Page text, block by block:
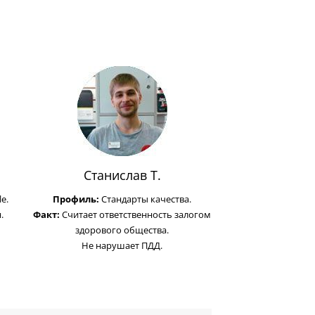
Станислав Т.
Профиль: Стандарты качества.
Факт: Считает ответственность залогом
здорового общества.
Не нарушает ПДД.